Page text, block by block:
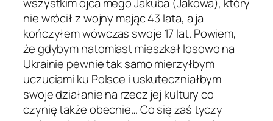
nie wrócił z wojny mając 43 lata, a ja
kończyłem wówczas swoje 17 lat. Powiem,
że gdybym natomiast mieszkał losowo na
Ukrainie pewnie tak samo mierzyłbym
uczuciami ku Polsce i uskuteczniałbym
swoje działanie na rzecz jej kultury co
czynię także obecnie… Co się zaś tyczy